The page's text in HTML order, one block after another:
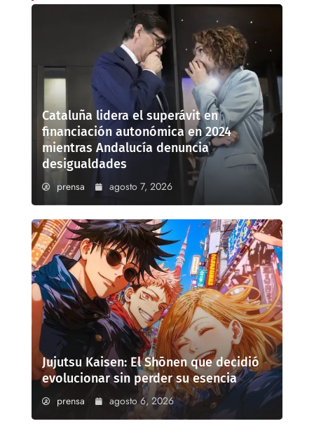
Cataluña lidera el superávit en
financiación autonómica en 2024
mientras Andalucía denuncia
desigualdades
prensa agosto 7, 2026
Jujutsu Kaisen: El Shōnen que decidió
evolucionar sin perder su esencia
prensa agosto 6, 2026